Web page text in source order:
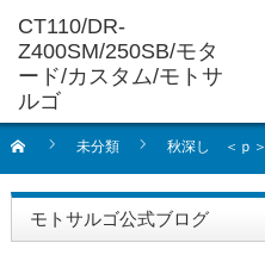
未分類 秋深し ＜ｐ＞
モトサルゴ公式ブログ